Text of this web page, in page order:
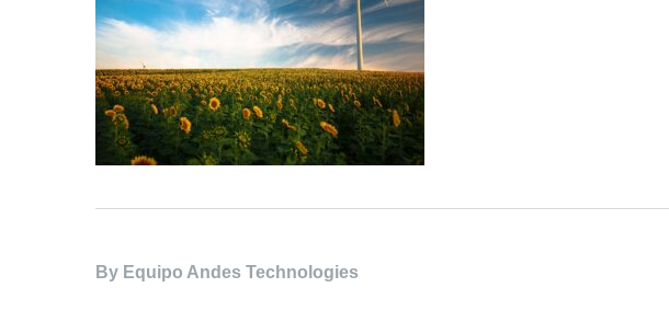
By Equipo Andes Technologies